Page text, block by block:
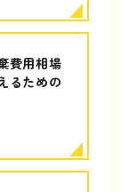
費用相場
るための